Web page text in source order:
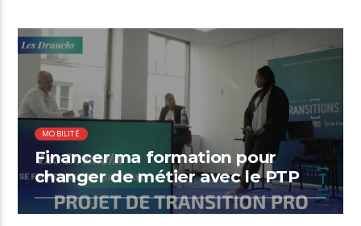
00:24 READ TIME
MOBILITÉ
Financer ma formation pour
changer de métier avec le PTP